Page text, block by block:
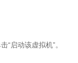
启动该虚拟机”。